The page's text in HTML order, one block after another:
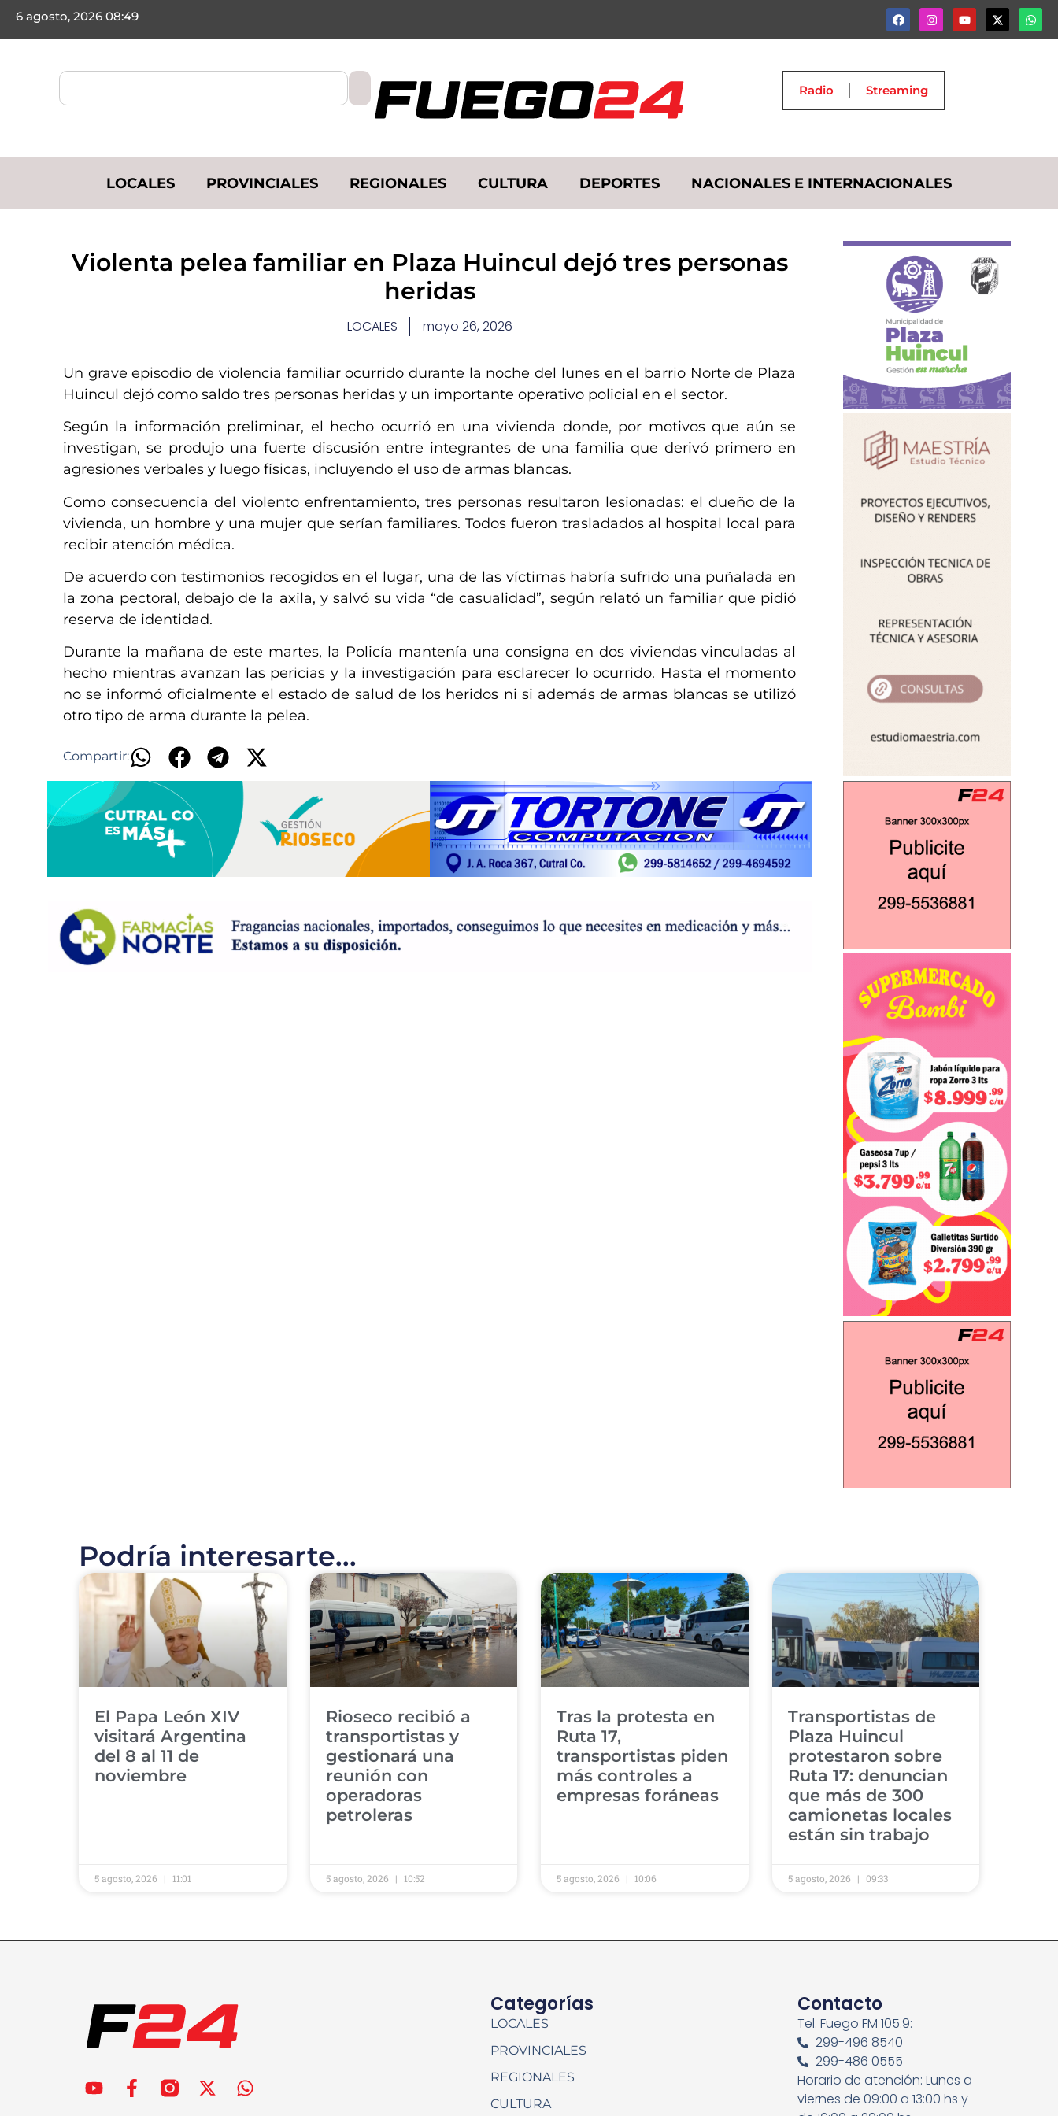
6 agosto, 2026 08:49
Radio Streaming
LOCALES PROVINCIALES REGIONALES CULTURA DEPORTES NACIONALES E INTERNACIONALES
Violenta pelea familiar en Plaza Huincul dejó tres personas
heridas
LOCALES mayo 26, 2026
Un grave episodio de violencia familiar ocurrido durante la noche del lunes en el barrio Norte de Plaza
Huincul dejó como saldo tres personas heridas y un importante operativo policial en el sector.
Según la información preliminar, el hecho ocurrió en una vivienda donde, por motivos que aún se
investigan, se produjo una fuerte discusión entre integrantes de una familia que derivó primero en
agresiones verbales y luego físicas, incluyendo el uso de armas blancas.
Como consecuencia del violento enfrentamiento, tres personas resultaron lesionadas: el dueño de la
vivienda, un hombre y una mujer que serían familiares. Todos fueron trasladados al hospital local para
recibir atención médica.
De acuerdo con testimonios recogidos en el lugar, una de las víctimas habría sufrido una puñalada en
la zona pectoral, debajo de la axila, y salvó su vida “de casualidad”, según relató un familiar que pidió
reserva de identidad.
Durante la mañana de este martes, la Policía mantenía una consigna en dos viviendas vinculadas al
hecho mientras avanzan las pericias y la investigación para esclarecer lo ocurrido. Hasta el momento
no se informó oficialmente el estado de salud de los heridos ni si además de armas blancas se utilizó
otro tipo de arma durante la pelea.
Compartir:
Podría interesarte...
El Papa León XIV
visitará Argentina
del 8 al 11 de
noviembre
5 agosto, 2026 11:01
Rioseco recibió a
transportistas y
gestionará una
reunión con
operadoras
petroleras
5 agosto, 2026 10:52
Tras la protesta en
Ruta 17,
transportistas piden
más controles a
empresas foráneas
5 agosto, 2026 10:06
Transportistas de
Plaza Huincul
protestaron sobre
Ruta 17: denuncian
que más de 300
camionetas locales
están sin trabajo
5 agosto, 2026 09:33
Categorías
LOCALES
PROVINCIALES
REGIONALES
CULTURA
Contacto
Tel. Fuego FM 105.9:
299-496 8540
299-486 0555
Horario de atención: Lunes a
viernes de 09:00 a 13:00 hs y